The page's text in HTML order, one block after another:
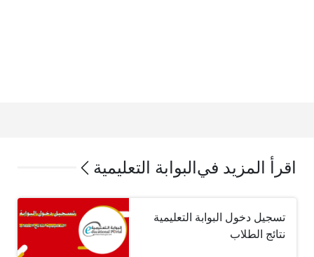
اقرأ المزيد في البوابة التعليمية
تسجيل دخول البوابة التعليمية
نتائج الطلاب